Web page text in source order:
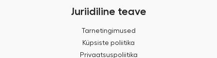
Juriidiline teave
Tarnetingimused
Küpsiste poliitika
Privaatsuspoliitika